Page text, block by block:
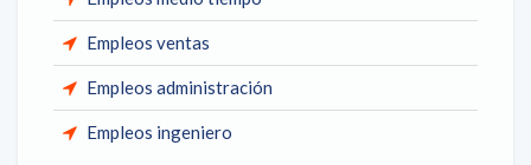
Empleos ventas
Empleos administración
Empleos ingeniero